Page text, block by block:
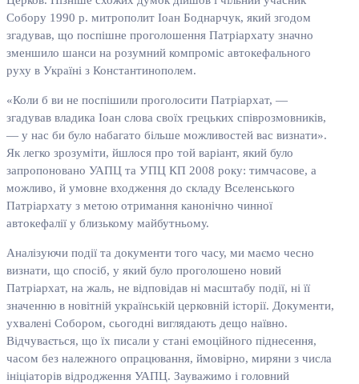
Собору 1990 р. митрополит Іоан Боднарчук, який згодом
згадував, що поспішне проголошення Патріархату значно
зменшило шанси на розумний компроміс автокефального
руху в Україні з Константинополем.
«Коли б ви не поспішили проголосити Патріархат, —
згадував владика Іоан слова своїх грецьких співрозмовників,
— у нас би було набагато більше можливостей вас визнати».
Як легко зрозуміти, йшлося про той варіант, який було
запропоновано УАПЦ та УПЦ КП 2008 року: тимчасове, а
можливо, й умовне входження до складу Вселенського
Патріархату з метою отримання канонічно чинної
автокефалії у близькому майбутньому.
Аналізуючи події та документи того часу, ми маємо чесно
визнати, що спосіб, у який було проголошено новий
Патріархат, на жаль, не відповідав ні масштабу події, ні її
значенню в новітній українській церковній історії. Документи,
ухвалені Собором, сьогодні виглядають дещо наївно.
Відчувається, що їх писали у стані емоційного піднесення,
часом без належного опрацювання, ймовірно, миряни з числа
ініціаторів відродження УАПЦ. Зауважимо і головний